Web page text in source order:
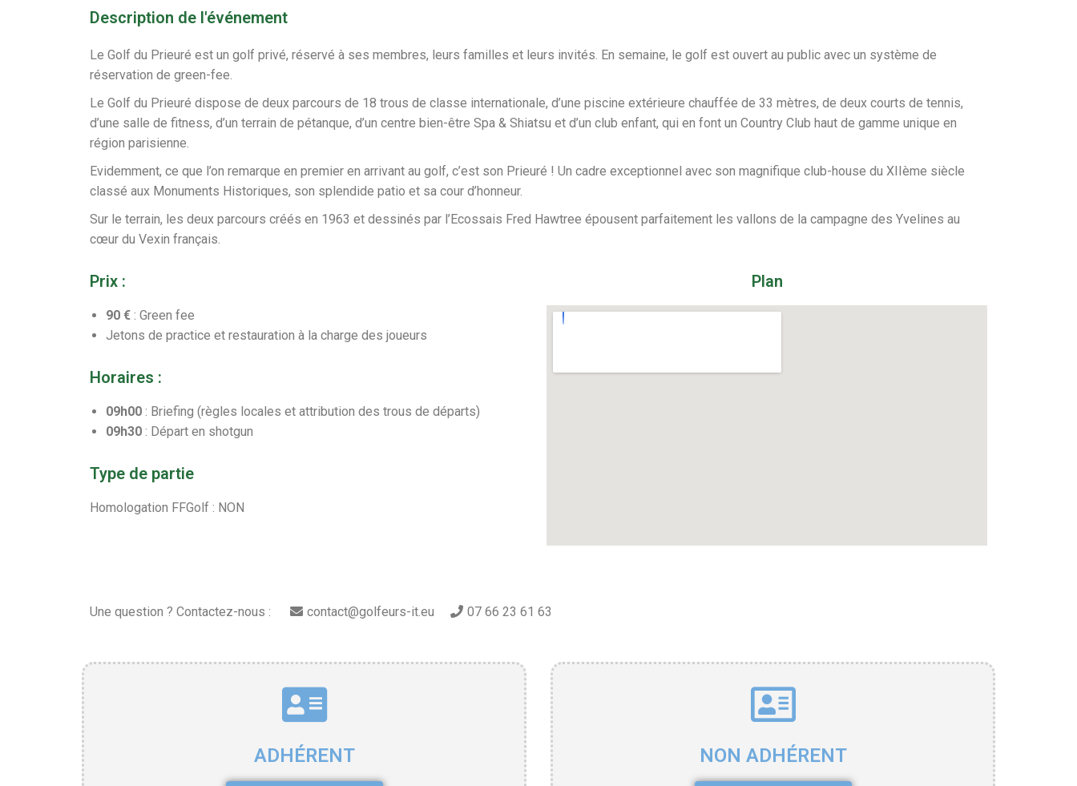
Description de l'événement
Le Golf du Prieuré est un golf privé, réservé à ses membres, leurs familles et leurs invités. En semaine, le golf est ouvert au public avec un système de
réservation de green-fee.
Le Golf du Prieuré dispose de deux parcours de 18 trous de classe internationale, d’une piscine extérieure chauffée de 33 mètres, de deux courts de tennis,
d’une salle de fitness, d’un terrain de pétanque, d’un centre bien-être Spa & Shiatsu et d’un club enfant, qui en font un Country Club haut de gamme unique en
région parisienne.
Evidemment, ce que l’on remarque en premier en arrivant au golf, c’est son Prieuré ! Un cadre exceptionnel avec son magnifique club-house du XIIème siècle
classé aux Monuments Historiques, son splendide patio et sa cour d’honneur.
Sur le terrain, les deux parcours créés en 1963 et dessinés par l’Ecossais Fred Hawtree épousent parfaitement les vallons de la campagne des Yvelines au
cœur du Vexin français.
Prix :
90 € : Green fee
Jetons de practice et restauration à la charge des joueurs
Horaires :
09h00 : Briefing (règles locales et attribution des trous de départs)
09h30 : Départ en shotgun
Type de partie
Homologation FFGolf : NON
Plan
Une question ? Contactez-nous : contact@golfeurs-it.eu 07 66 23 61 63
ADHÉRENT NON ADHÉRENT